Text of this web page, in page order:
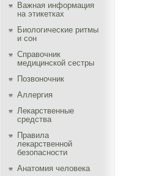
Важная информация
на этикетках
Биологические ритмы
и сон
Справочник
медицинской сестры
Позвоночник
Аллергия
Лекарственные
средства
Правила
лекарственной
безопасности
Aнатомия человека